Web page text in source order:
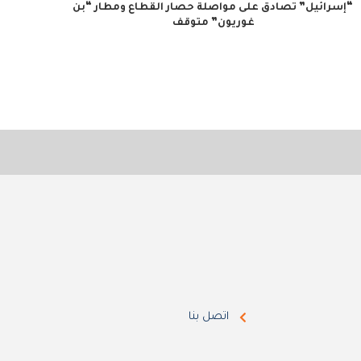
“إسرائيل” تصادق على مواصلة حصار القطاع ومطار “بن
غوريون” متوقف
اتصل بنا